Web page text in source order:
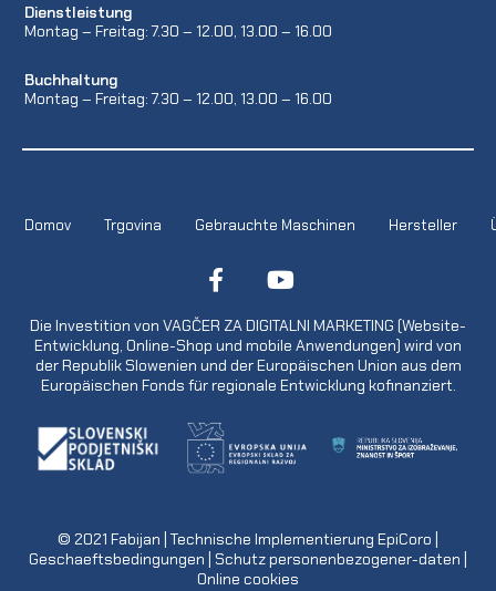
Dienstleistung
Montag – Freitag: 7.30 – 12.00, 13.00 – 16.00
Buchhaltung
Montag – Freitag: 7.30 – 12.00, 13.00 – 16.00
Domov Trgovina Gebrauchte Maschinen Hersteller
Die Investition von VAGČER ZA DIGITALNI MARKETING (Website-
Entwicklung, Online-Shop und mobile Anwendungen) wird von
der Republik Slowenien und der Europäischen Union aus dem
Europäischen Fonds für regionale Entwicklung kofinanziert.
© 2021 Fabijan | Technische Implementierung EpiCoro
Geschaeftsbedingungen Schutz personenbezogener-daten
Online cookies